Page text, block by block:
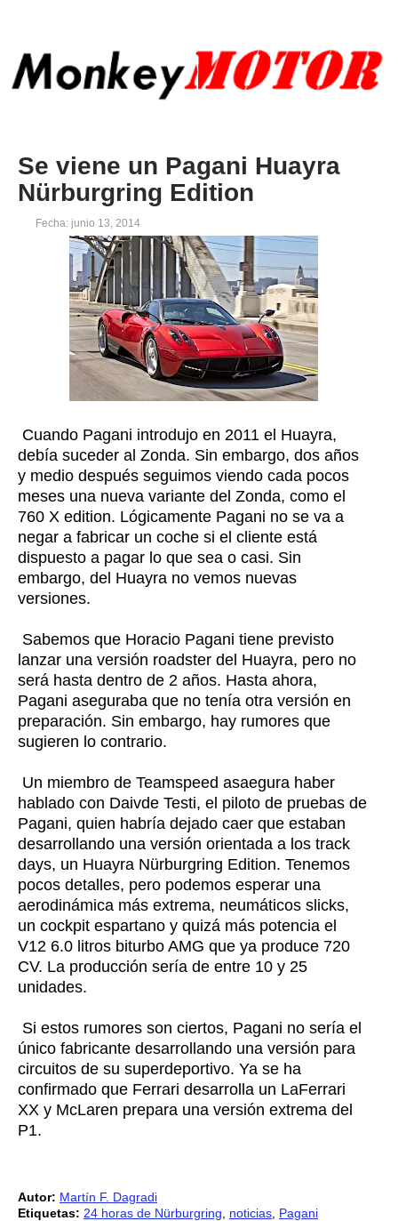
Se viene un Pagani Huayra
Nürburgring Edition
Fecha: junio 13, 2014
Cuando Pagani introdujo en 2011 el Huayra,
debía suceder al Zonda. Sin embargo, dos años
y medio después seguimos viendo cada pocos
meses una nueva variante del Zonda, como el
760 X edition. Lógicamente Pagani no se va a
negar a fabricar un coche si el cliente está
dispuesto a pagar lo que sea o casi. Sin
embargo, del Huayra no vemos nuevas
versiones.
Sabemos que Horacio Pagani tiene previsto
lanzar una versión roadster del Huayra, pero no
será hasta dentro de 2 años. Hasta ahora,
Pagani aseguraba que no tenía otra versión en
preparación. Sin embargo, hay rumores que
sugieren lo contrario.
Un miembro de Teamspeed asaegura haber
hablado con Daivde Testi, el piloto de pruebas de
Pagani, quien habría dejado caer que estaban
desarrollando una versión orientada a los track
days, un Huayra Nürburgring Edition. Tenemos
pocos detalles, pero podemos esperar una
aerodinámica más extrema, neumáticos slicks,
un cockpit espartano y quizá más potencia el
V12 6.0 litros biturbo AMG que ya produce 720
CV. La producción sería de entre 10 y 25
unidades.
Si estos rumores son ciertos, Pagani no sería el
único fabricante desarrollando una versión para
circuitos de su superdeportivo. Ya se ha
confirmado que Ferrari desarrolla un LaFerrari
XX y McLaren prepara una versión extrema del
P1.
Autor: Martín F. Dagradi
Etiquetas: 24 horas de Nürburgring noticias Pagani